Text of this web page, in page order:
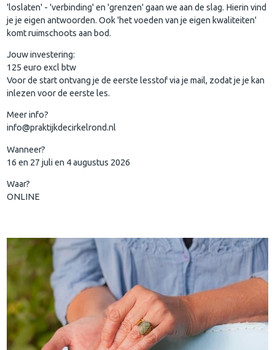
'loslaten' - 'verbinding' en 'grenzen' gaan we aan de slag. Hierin vind
je je eigen antwoorden. Ook 'het voeden van je eigen kwaliteiten'
komt ruimschoots aan bod.
Jouw investering:
125 euro excl btw
Voor de start ontvang je de eerste lesstof via je mail, zodat je je kan
inlezen voor de eerste les.
Meer info?
info@praktijkdecirkelrond.nl
Wanneer?
16 en 27 juli en 4 augustus 2026
Waar?
ONLINE